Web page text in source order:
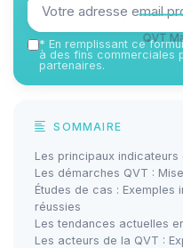
QVT
* En remplissant ce
à des fins commerciales
partenaires.
SOMMAIRE
Les principaux
Les démarches QVT :
Études de cas : Exemples
réussies
Les tendances actuelles
Les acteurs de la QVT :